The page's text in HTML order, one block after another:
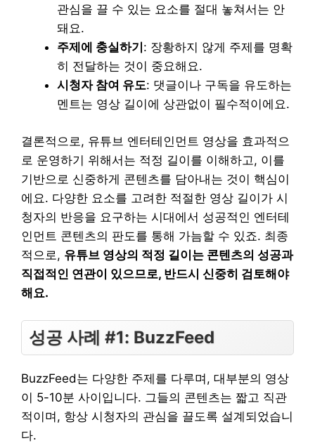
관심을 끌 수 있는 요소를 절대 놓쳐서는 안
돼요.
주제에 충실하기 : 장황하지 않게 주제를 명확
히 전달하는 것이 중요해요.
시청자 참여 유도: 댓글이나 구독을 유도하는
멘트는 영상 길이에 상관없이 필수적이에요.
결론적으로, 유튜브 엔터테인먼트 영상을 효과적으
로 운영하기 위해서는 적정 길이를 이해하고, 이를
기반으로 신중하게 콘텐츠를 담아내는 것이 핵심이
에요. 다양한 요소를 고려한 적절한 영상 길이가 시
청자의 반응을 요구하는 시대에서 성공적인 엔터테
인먼트 콘텐츠의 판도를 통해 가늠할 수 있죠. 최종
적으로, 유튜브 영상의 적정 길이는 콘텐츠의 성공과
직접적인 연관이 있으므로, 반드시 신중히 검토해야
해요.
성공 사례 #1: BuzzFeed
BuzzFeed는 다양한 주제를 다루며, 대부분의 영상
이 5-10분 사이입니다. 그들의 콘텐츠는 짧고 직관
적이며, 항상 시청자의 관심을 끌도록 설계되었습니
다.